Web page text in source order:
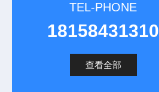
TEL-PHONE
18158431310
查看全部